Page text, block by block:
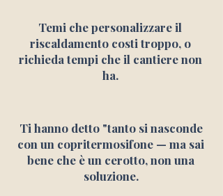
Temi che personalizzare il
riscaldamento costi troppo, o
richieda tempi che il cantiere non
ha.
Ti hanno detto "tanto si nasconde
con un copritermosifone — ma sai
bene che è un cerotto, non una
soluzione.